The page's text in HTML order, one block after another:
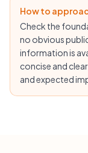
How to
Check the
no obvious
information is
concise and
and expected